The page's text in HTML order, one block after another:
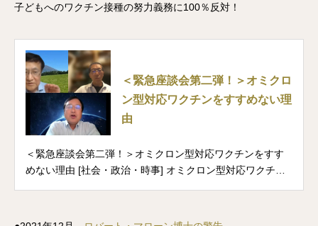
子どもへのワクチン接種の努力義務に100％反対！
＜緊急座談会第二弾！＞オミクロ
ン型対応ワクチンをすすめない理
由
＜緊急座談会第二弾！＞オミクロン型対応ワクチンをすす
めない理由 [社会・政治・時事] オミクロン型対応ワクチン